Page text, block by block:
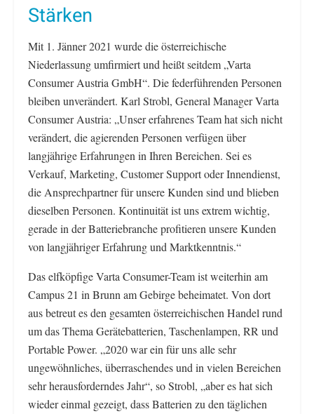
Stärken
Mit 1. Jänner 2021 wurde die österreichische
Niederlassung umfirmiert und heißt seitdem „Varta
Consumer Austria GmbH“. Die federführenden Personen
bleiben unverändert. Karl Strobl, General Manager Varta
Consumer Austria: „Unser erfahrenes Team hat sich nicht
verändert, die agierenden Personen verfügen über
langjährige Erfahrungen in Ihren Bereichen. Sei es
Verkauf, Marketing, Customer Support oder Innendienst,
die Ansprechpartner für unsere Kunden sind und blieben
dieselben Personen. Kontinuität ist uns extrem wichtig,
gerade in der Batteriebranche profitieren unsere Kunden
von langjähriger Erfahrung und Marktkenntnis.“
Das elfköpfige Varta Consumer-Team ist weiterhin am
Campus 21 in Brunn am Gebirge beheimatet. Von dort
aus betreut es den gesamten österreichischen Handel rund
um das Thema Gerätebatterien, Taschenlampen, RR und
Portable Power. „2020 war ein für uns alle sehr
ungewöhnliches, überraschendes und in vielen Bereichen
sehr herausforderndes Jahr“, so Strobl, „aber es hat sich
wieder einmal gezeigt, dass Batterien zu den täglichen